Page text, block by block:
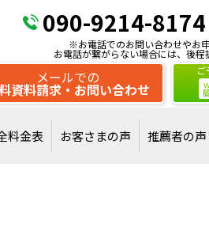
090-9214-8174
※お電話でのお問い合わせやお
お電話が繋がらない場合には、後程
メールでの
資料請求・お問い合わせ
料金表 お客さまの声 推薦者の声